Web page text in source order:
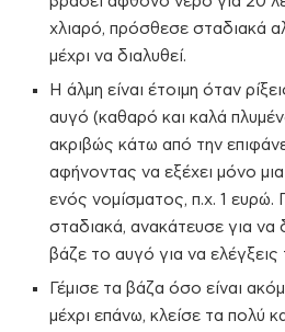
χλιαρό, πρόσθεσε σταδιακά
μέχρι να διαλυθεί.
Η άλμη είναι έτοιμη όταν
αυγό (καθαρό και καλά
ακριβώς κάτω από την
αφήνοντας να εξέχει μόνο
ενός νομίσματος, π.χ. 1 ευρώ.
σταδιακά, ανακάτευσε για να
βάζε το αυγό για να ελέγξεις
Γέμισε τα βάζα όσο είναι
μέχρι επάνω, κλείσε τα πολύ